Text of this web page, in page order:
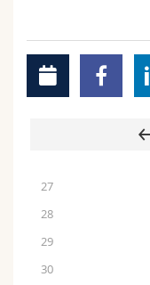
27
28
29
30